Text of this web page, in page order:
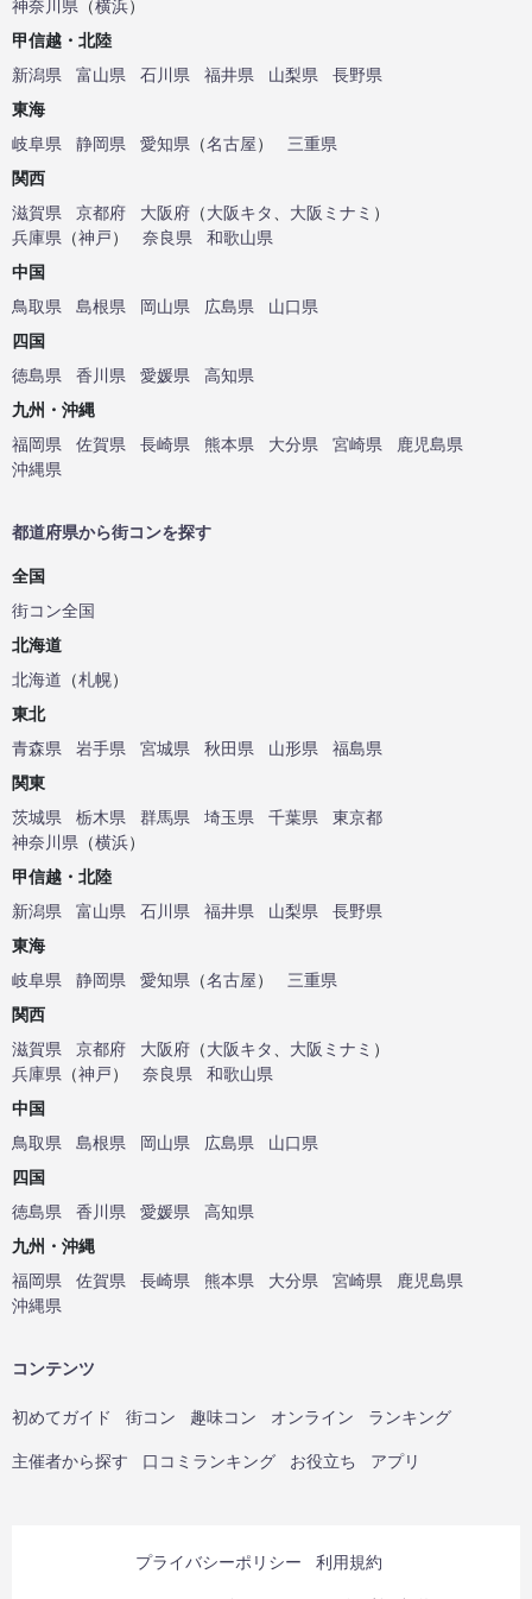
神奈川県 （横浜）
甲信越・北陸
新潟県
富山県 石川県 福井県 山梨県
長野県
東海
岐阜県
静岡県 愛知県 （名古屋）
三重県
関西
滋賀県
京都府 大阪府 （大阪キタ 大阪ミナミ ）
兵庫県 （神戸） 奈良県
和歌山県
中国
鳥取県
島根県 岡山県 広島県
山口県
四国
徳島県
香川県 愛媛県
高知県
九州・沖縄
福岡県
佐賀県 長崎県 熊本県 大分県 宮崎県
鹿児島県
沖縄県
都道府県から街コンを探す
全国
街コン全国
北海道
北海道 （札幌）
東北
青森県
岩手県 宮城県 秋田県 山形県
福島県
関東
茨城県
栃木県 群馬県 埼玉県 千葉県
東京都
神奈川県 （横浜）
甲信越・北陸
新潟県
富山県 石川県 福井県 山梨県
長野県
東海
岐阜県
静岡県 愛知県 （名古屋）
三重県
関西
滋賀県
京都府 大阪府 （大阪キタ 大阪ミナミ ）
兵庫県 （神戸） 奈良県
和歌山県
中国
鳥取県
島根県 岡山県 広島県
山口県
四国
徳島県
香川県 愛媛県
高知県
九州・沖縄
福岡県
佐賀県 長崎県 熊本県 大分県 宮崎県
鹿児島県
沖縄県
コンテンツ
初めてガイド 街コン 趣味コン オンライン ランキング
主催者から探す 口コミランキング お役立ち アプリ
プライバシーポリシー 利用規約